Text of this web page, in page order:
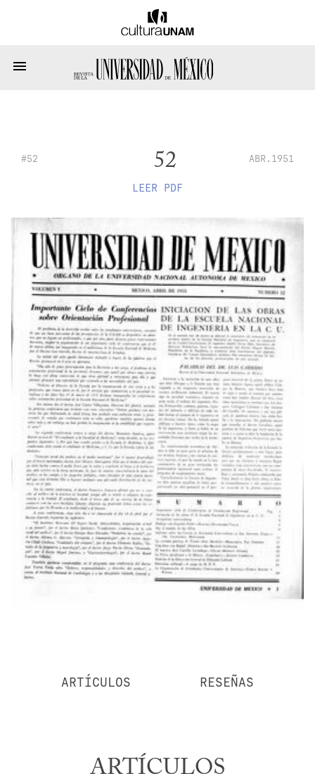
#52 52 ABR.1951
LEER PDF
ARTÍCULOS RESEÑAS
ARTÍCULOS